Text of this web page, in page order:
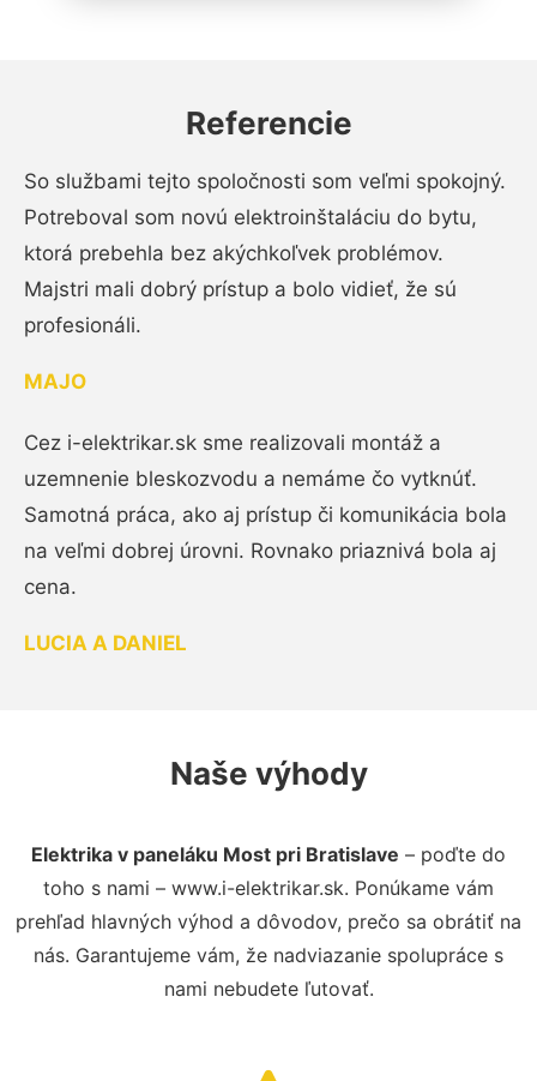
Referencie
So službami tejto spoločnosti som veľmi spokojný.
Potreboval som novú elektroinštaláciu do bytu,
ktorá prebehla bez akýchkoľvek problémov.
Majstri mali dobrý prístup a bolo vidieť, že sú
profesionáli.
MAJO
Cez i-elektrikar.sk sme realizovali montáž a
uzemnenie bleskozvodu a nemáme čo vytknúť.
Samotná práca, ako aj prístup či komunikácia bola
na veľmi dobrej úrovni. Rovnako priaznivá bola aj
cena.
LUCIA A DANIEL
Naše výhody
Elektrika v paneláku Most pri Bratislave – poďte do
toho s nami – www.i-elektrikar.sk. Ponúkame vám
prehľad hlavných výhod a dôvodov, prečo sa obrátiť na
nás. Garantujeme vám, že nadviazanie spolupráce s
nami nebudete ľutovať.